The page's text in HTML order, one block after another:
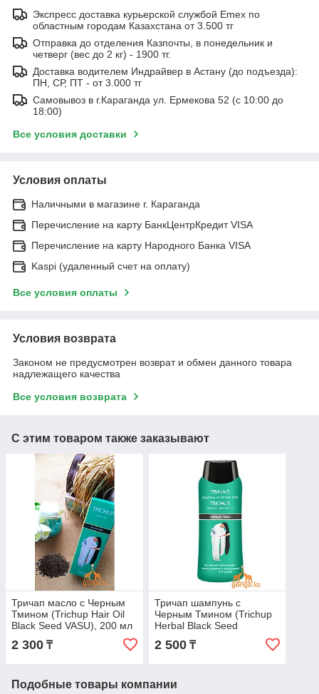
Экспресс доставка курьерской службой Emex по
областным городам Казахстана от 3.500 тг
Отправка до отделения Казпочты, в понедельник и
четверг (вес до 2 кг) - 1900 тг.
Доставка водителем Индрайвер в Астану (до подъезда):
ПН, СР, ПТ - от 3.000 тг
Самовывоз в г.Караганда ул. Ермекова 52 (с 10:00 до
18:00)
Все условия доставки
Условия оплаты
Наличными в магазине г. Караганда
Перечисление на карту БанкЦентрКредит VISA
Перечисление на карту Народного Банка VISA
Kaspi (удаленный счет на оплату)
Все условия оплаты
Условия возврата
Законом не предусмотрен возврат и обмен данного товара
надлежащего качества
Все условия возврата
С этим товаром также заказывают
Тричап масло с Черным
Тмином (Trichup Hair Oil
Black Seed VASU), 200 мл
2 300 ₸
Тричап шампунь с
Черным Тмином (Trichup
Herbal Black Seed
Shampoo VASU), 400 мл
2 500₸
Подобные товары компании